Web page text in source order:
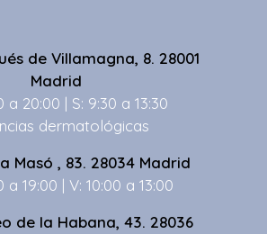
de Villamagna, 8. 28001
Madrid
a 20:00 | S: 9:30 a 13:30
dermatológicas
Masó , 83. 28034 Madrid
a 19:00 | V: 10:00 a 13:00
de la Habana, 43. 28036